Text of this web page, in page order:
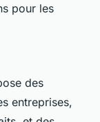
pour les
des
entreprises,